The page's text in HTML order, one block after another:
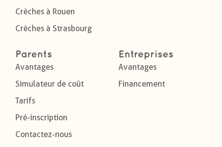
Crèches à Rouen
Crèches à Strasbourg
Parents
Avantages
Simulateur de coût
Tarifs
Pré-inscription
Contactez-nous
Entreprises
Avantages
Financement